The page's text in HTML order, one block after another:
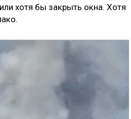
хотя бы закрыть окна. Хотя